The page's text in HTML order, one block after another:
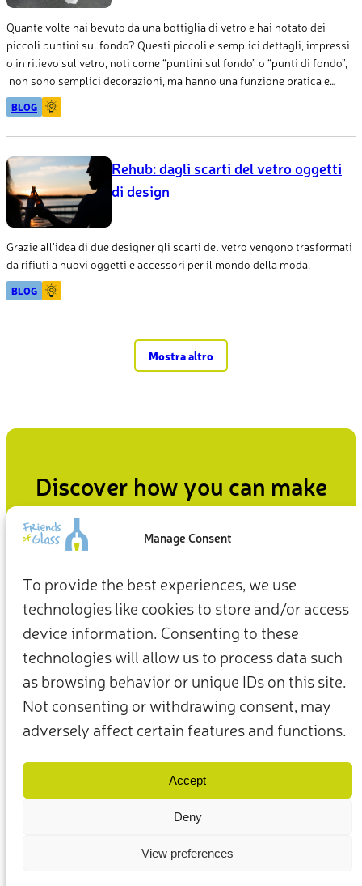
Manage Consent
To provide the best experiences, we use
technologies like cookies to store and/or access
device information. Consenting to these
technologies will allow us to process data such
as browsing behavior or unique IDs on this site.
Not consenting or withdrawing consent, may
adversely affect certain features and functions.
Accept
Deny
View preferences
Quante volte hai bevuto da una bottiglia di vetro e hai notato dei
piccoli puntini sul fondo? Questi piccoli e semplici dettagli, impressi
o in rilievo sul vetro, noti come “puntini sul fondo” o “punti di fondo”,
non sono semplici decorazioni, ma hanno una funzione pratica e
fondamentale che riguarda il processo di produzione e il controllo
della qualità delle bottiglie stesse.
BLOG
Rehub: dagli scarti del vetro oggetti
di design
Grazie all’idea di due designer gli scarti del vetro vengono trasformati
da rifiuti a nuovi oggetti e accessori per il mondo della moda.
BLOG
Mostra altro
Discover how you can make
planet, our everyday choices can be the starting point for a
more sustainable future.
Take action now
Contattaci